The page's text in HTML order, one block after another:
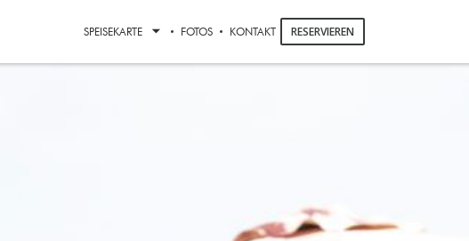
SPEISEKARTE FOTOS KONTAKT RESERVIEREN